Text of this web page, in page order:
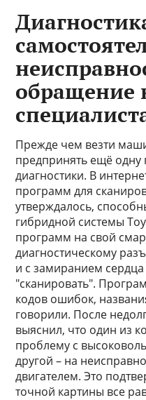
обращение
Прежде чем везти
предпринять ещё одну
диагностики. В
программ для
утверждалось,
гибридной системы
программ на свой
диагностическому
и с замиранием
"сканировать".
кодов ошибок,
говорили. После
выяснил, что один из
проблему с
другой – на
двигателем. Это
точной картины все